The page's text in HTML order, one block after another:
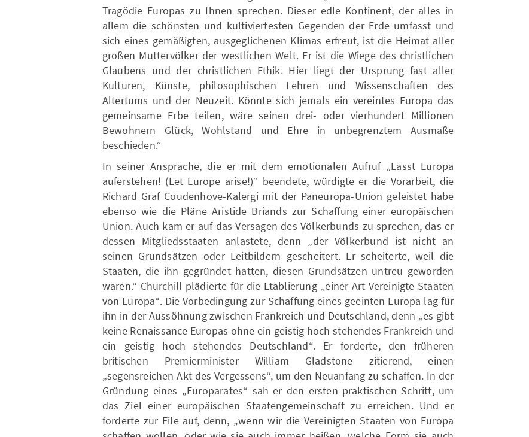
Tragödie Europas zu Ihnen sprechen. Dieser edle Kontinent, der alles in
allem die schönsten und kultiviertesten Gegenden der Erde umfasst und
sich eines gemäßigten, ausgeglichenen Klimas erfreut, ist die Heimat aller
großen Muttervölker der westlichen Welt. Er ist die Wiege des christlichen
Glaubens und der christlichen Ethik. Hier liegt der Ursprung fast aller
Kulturen, Künste, philosophischen Lehren und Wissenschaften des
Altertums und der Neuzeit. Könnte sich jemals ein vereintes Europa das
gemeinsame Erbe teilen, wäre seinen drei- oder vierhundert Millionen
Bewohnern Glück, Wohlstand und Ehre in unbegrenztem Ausmaße
beschieden.“
In seiner Ansprache, die er mit dem emotionalen Aufruf „Lasst Europa
auferstehen! (Let Europe arise!)“ beendete, würdigte er die Vorarbeit, die
Richard Graf Coudenhove-Kalergi mit der Paneuropa-Union geleistet habe
ebenso wie die Pläne Aristide Briands zur Schaffung einer europäischen
Union. Auch kam er auf das Versagen des Völkerbunds zu sprechen, das er
dessen Mitgliedsstaaten anlastete, denn „der Völkerbund ist nicht an
seinen Grundsätzen oder Leitbildern gescheitert. Er scheiterte, weil die
Staaten, die ihn gegründet hatten, diesen Grundsätzen untreu geworden
waren.“ Churchill plädierte für die Etablierung „einer Art Vereinigte Staaten
von Europa“. Die Vorbedingung zur Schaffung eines geeinten Europa lag für
ihn in der Aussöhnung zwischen Frankreich und Deutschland, denn „es gibt
keine Renaissance Europas ohne ein geistig hoch stehendes Frankreich und
ein geistig hoch stehendes Deutschland“. Er forderte, den früheren
britischen Premierminister William Gladstone zitierend, einen
„segensreichen Akt des Vergessens“, um den Neuanfang zu schaffen. In der
Gründung eines „Europarates“ sah er den ersten praktischen Schritt, um
das Ziel einer europäischen Staatengemeinschaft zu erreichen. Und er
forderte zur Eile auf, denn, „wenn wir die Vereinigten Staaten von Europa